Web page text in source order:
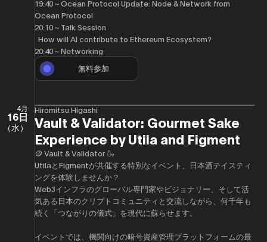
​19:40 ~ Ocean Protocol Update: Node & Network from
Ocean Protocol
​20:10 ~ Talk Session
How will AI contribute to Ethereum Ecosystem?
​20:40 ~ Networking
無料参加
4月
16日
（水）
Hiromitsu Higashi
Vault & Validator: Gourmet Sake
Experience by Utila and Figment
🪙 Vault & Validator 🍶
​UtilaとFigmentが共催する特別なイベント、日本酒テイスティ
ングを体験しませんか？
Web3インフラのグローバル専門家やビジョナリー、そして活
気ある日本のクリプトコミュニティと交流しながら、何千年も
続く「つながりの儀式」を現代に蘇らせます。
​イベントでは、機関向けの暗号資産管理プラットフォームの最